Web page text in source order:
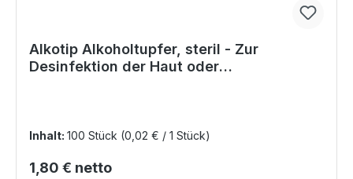
Alkotip Alkoholtupfer, steril - Zur
Desinfektion der Haut oder
Inhalt: 100 Stück (0,02 € / 1 Stück)
Regulärer Preis:
1,80 € netto